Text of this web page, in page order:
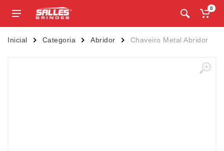
0
Inicial Categoria Abridor Chaveiro Metal Abridor